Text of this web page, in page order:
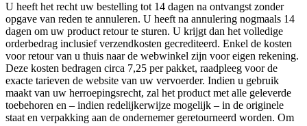
U heeft het recht uw bestelling tot 14 dagen na ontvangst zonder
opgave van reden te annuleren. U heeft na annulering nogmaals 14
dagen om uw product retour te sturen. U krijgt dan het volledige
orderbedrag inclusief verzendkosten gecrediteerd. Enkel de kosten
voor retour van u thuis naar de webwinkel zijn voor eigen rekening.
Deze kosten bedragen circa 7,25 per pakket, raadpleeg voor de
exacte tarieven de website van uw vervoerder. Indien u gebruik
maakt van uw herroepingsrecht, zal het product met alle geleverde
toebehoren en – indien redelijkerwijze mogelijk – in de originele
staat en verpakking aan de ondernemer geretourneerd worden. Om